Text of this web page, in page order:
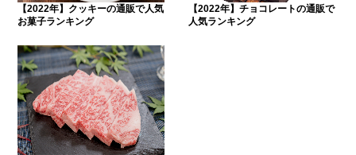
【2022年】クッキーの通販で人気
お菓子ランキング
【2022年】チョコレートの通販で
人気ランキング